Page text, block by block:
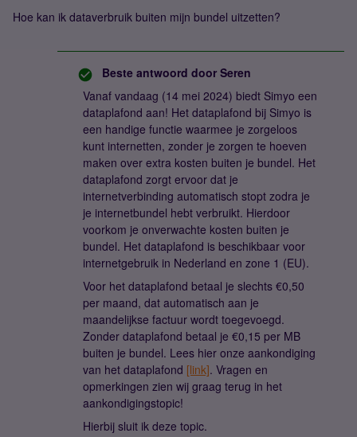
Hoe kan ik dataverbruik buiten mijn bundel uitzetten?
Beste antwoord door Seren
Vanaf vandaag (14 mei 2024) biedt Simyo een
dataplafond aan! Het dataplafond bij Simyo is
een handige functie waarmee je zorgeloos
kunt internetten, zonder je zorgen te hoeven
maken over extra kosten buiten je bundel. Het
dataplafond zorgt ervoor dat je
internetverbinding automatisch stopt zodra je
je internetbundel hebt verbruikt. Hierdoor
voorkom je onverwachte kosten buiten je
bundel. Het dataplafond is beschikbaar voor
internetgebruik in Nederland en zone 1 (EU).
Voor het dataplafond betaal je slechts €0,50
per maand, dat automatisch aan je
maandelijkse factuur wordt toegevoegd.
Zonder dataplafond betaal je €0,15 per MB
buiten je bundel. Lees hier onze aankondiging
van het dataplafond [link]. Vragen en
opmerkingen zien wij graag terug in het
aankondigingstopic!
Hierbij sluit ik deze topic.